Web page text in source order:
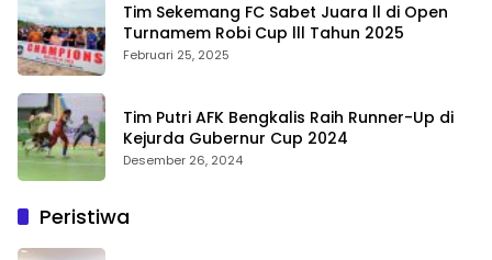
Tim Sekemang FC Sabet Juara ll di Open
Turnamem Robi Cup lll Tahun 2025
Februari 25, 2025
Tim Putri AFK Bengkalis Raih Runner-Up di
Kejurda Gubernur Cup 2024
Desember 26, 2024
Peristiwa